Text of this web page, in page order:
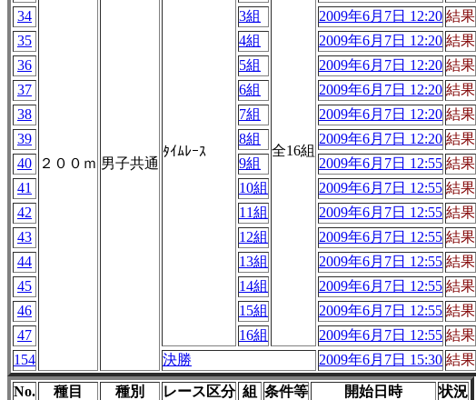
２００ｍ 男子共通
ﾀｲﾑﾚｰｽ 全16組
34
3組 2009年6月7日 12:20 結果
35
4組 2009年6月7日 12:20 結果
36
5組 2009年6月7日 12:20 結果
37
6組 2009年6月7日 12:20 結果
38
7組 2009年6月7日 12:20 結果
39
8組 2009年6月7日 12:20 結果
40
9組 2009年6月7日 12:55 結果
41
10組 2009年6月7日 12:55 結果
42
11組 2009年6月7日 12:55 結果
43
12組 2009年6月7日 12:55 結果
44
13組 2009年6月7日 12:55 結果
45
14組 2009年6月7日 12:55 結果
46
15組 2009年6月7日 12:55 結果
47
16組 2009年6月7日 12:55 結果
154
決勝 2009年6月7日 15:30 結果
No. 種目 種別 レース区分 組 条件等 開始日時
状況